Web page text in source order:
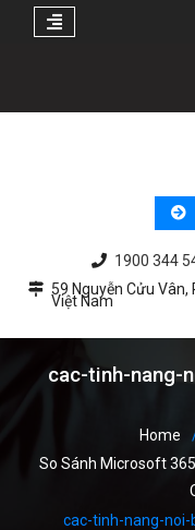
content
1900 344
59 Nguyễn Cửu Vân,
Việt Nam
cac-tinh-nang-
Home
So Sánh Microsoft
cac-tinh-nang-